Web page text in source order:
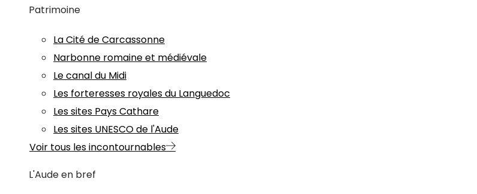
Patrimoine
La Cité de Carcassonne
Narbonne romaine et médiévale
Le canal du Midi
Les forteresses royales du Languedoc
Les sites Pays Cathare
Les sites UNESCO de l'Aude
Voir tous les incontournables
L'Aude en bref